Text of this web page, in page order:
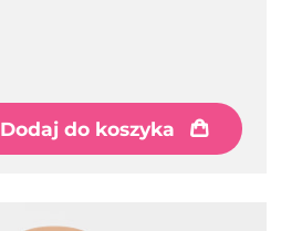
Dodaj do koszyka